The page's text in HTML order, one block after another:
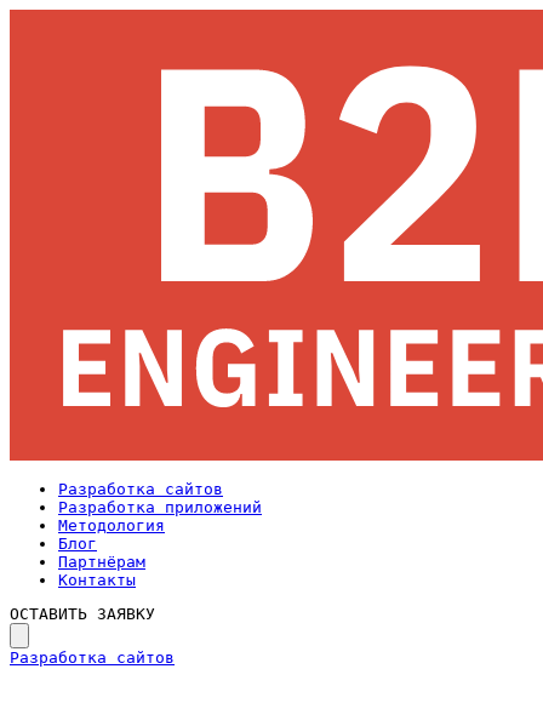
Разработка сайтов
Разработка приложений
Методология
Блог
Партнёрам
Контакты
ОСТАВИТЬ ЗАЯВКУ
Разработка сайтов